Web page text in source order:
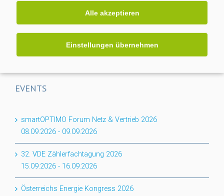
Alle akzeptieren
Einstellungen übernehmen
das Nessum 1T-Modul
Auf dem Weg zur RLM-Integration: PPC bringt
Industriemessungen ins Smart Meter Gateway
EVENTS
smartOPTIMO Forum Netz & Vertrieb 2026
08.09.2026 - 09.09.2026
32. VDE Zählerfachtagung 2026
15.09.2026 - 16.09.2026
Österreichs Energie Kongress 2026